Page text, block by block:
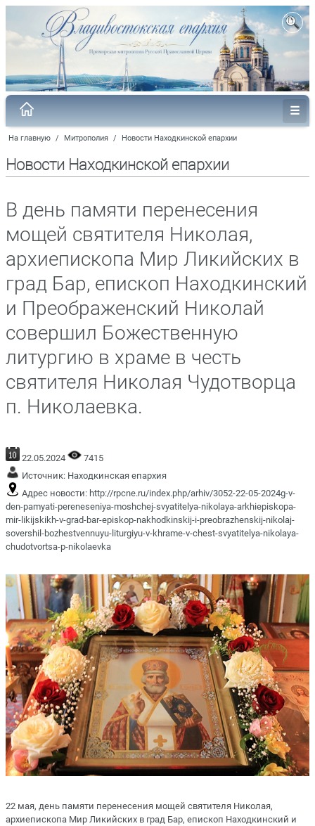
На главную / Митрополия / Новости Находкинской епархии
Новости Находкинской епархии
В день памяти перенесения
мощей святителя Николая,
архиепископа Мир Ликийских в
град Бар, епископ Находкинский
и Преображенский Николай
совершил Божественную
литургию в храме в честь
святителя Николая Чудотворца
п. Николаевка.
22.05.2024
7415
Источник: Находкинская епархия
Адрес новости: http://rpcne.ru/index.php/arhiv/3052-22-05-2024g-v-
den-pamyati-pereneseniya-moshchej-svyatitelya-nikolaya-arkhiepiskopa-
mir-likijskikh-v-grad-bar-episkop-nakhodkinskij-i-preobrazhenskij-nikolaj-
sovershil-bozhestvennuyu-liturgiyu-v-khrame-v-chest-svyatitelya-nikolaya-
chudotvortsa-p-nikolaevka
22 мая, день памяти перенесения мощей святителя Николая,
архиепископа Мир Ликийских в град Бар, епископ Находкинский и